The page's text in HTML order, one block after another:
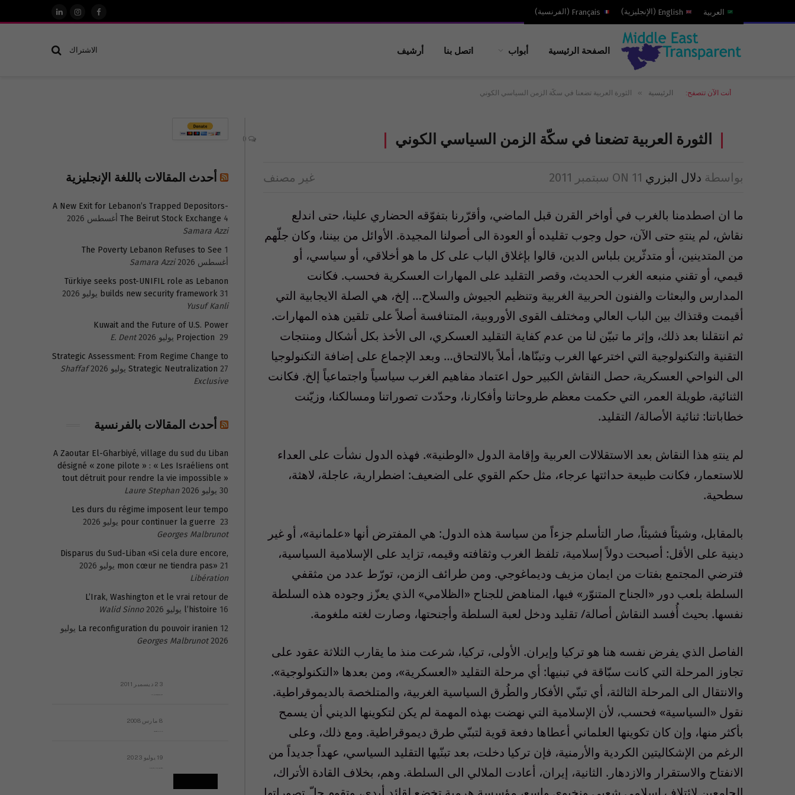
العربية English
( الإنجليزية)
Français
( الفرنسية)
فيسبوكالانستغرام
لينكدإن
الصفحة الرئيسية أبواب اتصل بنا أرشيف الاشتراك
أنت الآن تتصفح: الرئيسية » الثورة العربية تضعنا في سكّة الزمن السياسي الكوني
الثورة العربية تضعنا في سكّة الزمن السياسي الكوني
بواسطة دلال البزري ON 11 سبتمبر 2011 غير مصنف
ما ان اصطدمنا بالغرب في أواخر القرن قبل الماضي، وأقرّرنا بتفوّقه الحضاري علينا، حتى اندلع
نقاش، لم ينتهِ حتى الآن، حول وجوب تقليده أو العودة الى أصولنا المجيدة. الأوائل من بيننا، وكان جلّهم
من المتدينين، أو متدثّرين بلباس الدين، قالوا بإغلاق الباب على كل ما هو أخلاقي، أو سياسي، أو
قيمي، أو تقني منبعه الغرب الحديث، وقصر التقليد على المهارات العسكرية فحسب. فكانت
المدارس والبعثات والفنون الحربية الغربية وتنظيم الجيوش والسلاح… إلخ، هي الصلة الايجابية التي
أقيمت وقتذاك بين الباب العالي ومختلف القوى الأوروبية، المتنافسة أصلاً على تلقين هذه المهارات.
ثم انتقلنا بعد ذلك، وإثر ما تبيّن لنا من عدم كفاية التقليد العسكري، الى الأخذ بكل أشكال ومنتجات
التقنية والتكنولوجية التي اخترعها الغرب وتبنّاها، أملاً بالالتحاق… وبعد الإجماع على إضافة التكنولوجيا
الى النواحي العسكرية، حصل النقاش الكبير حول اعتماد مفاهيم الغرب سياسياً واجتماعياً إلخ. فكانت
الثنائية، طويلة العمر، التي حكمت معظم طروحاتنا وأفكارنا، وحدّدت تصوراتنا ومسالكنا، وزيّنت
خطاباتنا: ثنائية الأصالة/ التقليد.
لم ينتهِ هذا النقاش بعد الاستقلالات العربية وإقامة الدول «الوطنية». فهذه الدول نشأت على العداء
للاستعمار، فكانت طبيعة حداثتها عرجاء، مثل حكم القوي على الضعيف: اضطرارية، عاجلة، لاهثة،
سطحية.
بالمقابل، وشيئاً فشيئاً، صار التأسلم جزءاً من سياسة هذه الدول: هي المفترض أنها «علمانية»، أو غير
دينية على الأقل: أصبحت دولاً إسلامية، تلفظ الغرب وثقافته وقيمه، تزايد على الإسلامية السياسية،
فترضي المجتمع بفتات من ايمان مزيف وديماغوجي. ومن طرائف الزمن، تورّط عدد من مثقفي
السلطة بلعب دور «الجناح المتنوّر» فيها، المناهض للجناح «الظلامي» الذي يعزّز وجوده هذه السلطة
نفسها. بحيث أُفسد النقاش أصالة/ تقليد ودخل لعبة السلطة وأجنحتها، وصارت لغته ملغومة.
الفاصل الذي يفرض نفسه هنا هو تركيا وإيران. الأولى، تركيا، شرعت منذ ما يقارب الثلاثة عقود على
تجاوز المرحلة التي كانت سبّاقة في تبنيها: أي مرحلة التقليد «العسكرية»، ومن بعدها «التكنولوجية».
والانتقال الى المرحلة الثالثة، أي تبنّي الأفكار والطُرق السياسية الغربية، والمتلخصة بالديموقراطية.
نقول «السياسية» فحسب، لأن الإسلامية التي نهضت بهذه المهمة لم يكن لتكوينها الديني أن يسمح
بأكثر منها، وإن كان تكوينها العلماني أعطاها دفعة قوية لتبنّي طرق ديموقراطية. ومع ذلك، وعلى
الرغم من الإشكاليتين الكردية والأرمنية، فإن تركيا دخلت، بعد تبنّيها التقليد السياسي، عهداً جديداً من
الانفتاح والاستقرار والازدهار. الثانية، إيران، أعادت الملالي الى السلطة. وهم، بخلاف القادة الأتراك،
أحدث المقالات باللغة الإنجليزية
A New Exit for Lebanon’s Trapped Depositors-
The Beirut Stock Exchange 4 أغسطس 2026
Samara Azzi
The Poverty Lebanon Refuses to See 1
أغسطس 2026
Samara Azzi
Türkiye seeks post-UNIFIL role as Lebanon
builds new security framework 31 يوليو 2026
Yusuf Kanli
Kuwait and the Future of U.S. Power
Projection 29 يوليو 2026
E. Dent
Strategic Assessment: From Regime Change to
Strategic Neutralization 27 يوليو 2026
Shaffaf
Exclusive
أحدث المقالات بالفرنسية
A Zaoutar El-Gharbiyé, village du sud du Liban
désigné « zone pilote » : « Les Israéliens ont
tout détruit pour rendre la vie impossible »
30 يوليو 2026
Laure Stephan
Les durs du régime imposent leur tempo
pour continuer la guerre 23 يوليو 2026
Georges Malbrunot
Disparus du Sud-Liban «Si cela dure encore,
mon cœur ne tiendra pas» 21 يوليو 2026
Libération
L’Irak, Washington et le vrai retour de
l’histoire 16 يوليو 2026
Walid Sinno
La reconfiguration du pouvoir iranien 12 يوليو
2026
Georges Malbrunot
23 ديسمبر 2011
8 مارس 2008
19 يوليو 2023